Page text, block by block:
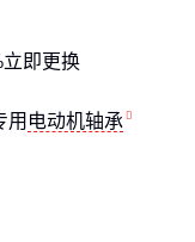
即更换
用 电动机轴承